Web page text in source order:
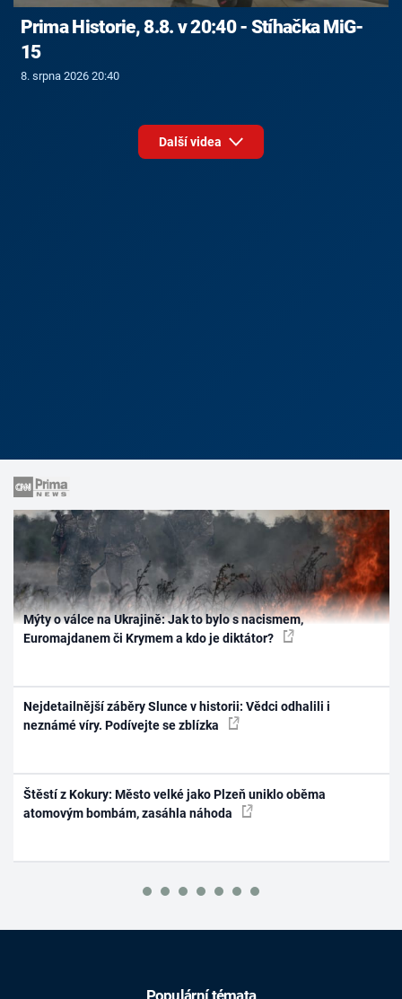
Prima Historie, 8.8. v 20:40 - Stíhačka MiG-
15
8. srpna 2026 20:40
Další videa
Mýty o válce na Ukrajině: Jak to bylo s nacismem,
Euromajdanem či Krymem a kdo je diktátor?
Nejdetailnější záběry Slunce v historii: Vědci odhalili i
neznámé víry. Podívejte se zblízka
Štěstí z Kokury: Město velké jako Plzeň uniklo oběma
atomovým bombám, zasáhla náhoda